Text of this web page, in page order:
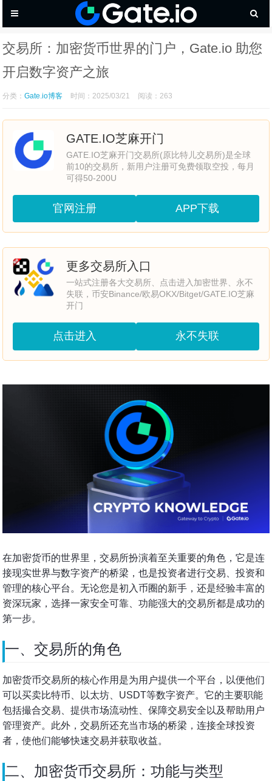
交易所：加密货币世界的门户，Gate.io 助您
开启数字资产之旅
分类：Gate.io博客 时间：2025/03/21 阅读：263
GATE.IO芝麻开门
GATE.IO芝麻开门交易所(原比特儿交易所)是全球
前10的交易所，新用户注册可免费领取空投，每月
可得50-200U
官网注册 APP下载
更多交易所入口
一站式注册各大交易所、点击进入加密世界、永不
失联，币安Binance/欧易OKX/Bitget/GATE.IO芝麻
开门
点击进入 永不失联
在加密货币的世界里，交易所扮演着至关重要的角色，它是连
接现实世界与数字资产的桥梁，也是投资者进行交易、投资和
管理的核心平台。无论您是初入币圈的新手，还是经验丰富的
资深玩家，选择一家安全可靠、功能强大的交易所都是成功的
第一步。
一、交易所的角色
加密货币交易所的核心作用是为用户提供一个平台，以便他们
可以买卖比特币、以太坊、USDT等数字资产。它的主要职能
包括撮合交易、提供市场流动性、保障交易安全以及帮助用户
管理资产。此外，交易所还充当市场的桥梁，连接全球投资
者，使他们能够快速交易并获取收益。
二、加密货币交易所：功能与类型